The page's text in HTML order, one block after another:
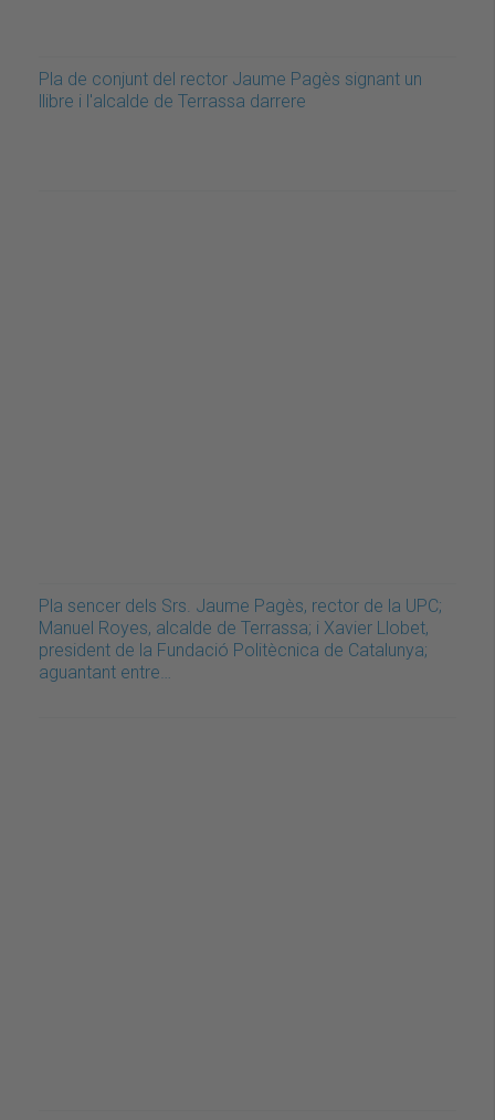
Pla de conjunt del rector Jaume Pagès signant un
llibre i l'alcalde de Terrassa darrere
Pla sencer dels Srs. Jaume Pagès, rector de la UPC;
Manuel Royes, alcalde de Terrassa; i Xavier Llobet,
president de la Fundació Politècnica de Catalunya;
aguantant entre…